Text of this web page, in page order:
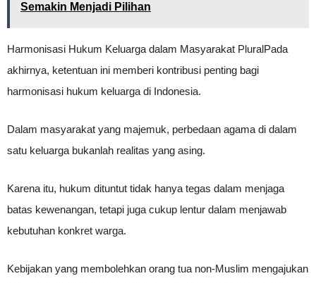
Semakin Menjadi Pilihan
Harmonisasi Hukum Keluarga dalam Masyarakat PluralPada
akhirnya, ketentuan ini memberi kontribusi penting bagi
harmonisasi hukum keluarga di Indonesia.
Dalam masyarakat yang majemuk, perbedaan agama di dalam
satu keluarga bukanlah realitas yang asing.
Karena itu, hukum dituntut tidak hanya tegas dalam menjaga
batas kewenangan, tetapi juga cukup lentur dalam menjawab
kebutuhan konkret warga.
Kebijakan yang membolehkan orang tua non-Muslim mengajukan